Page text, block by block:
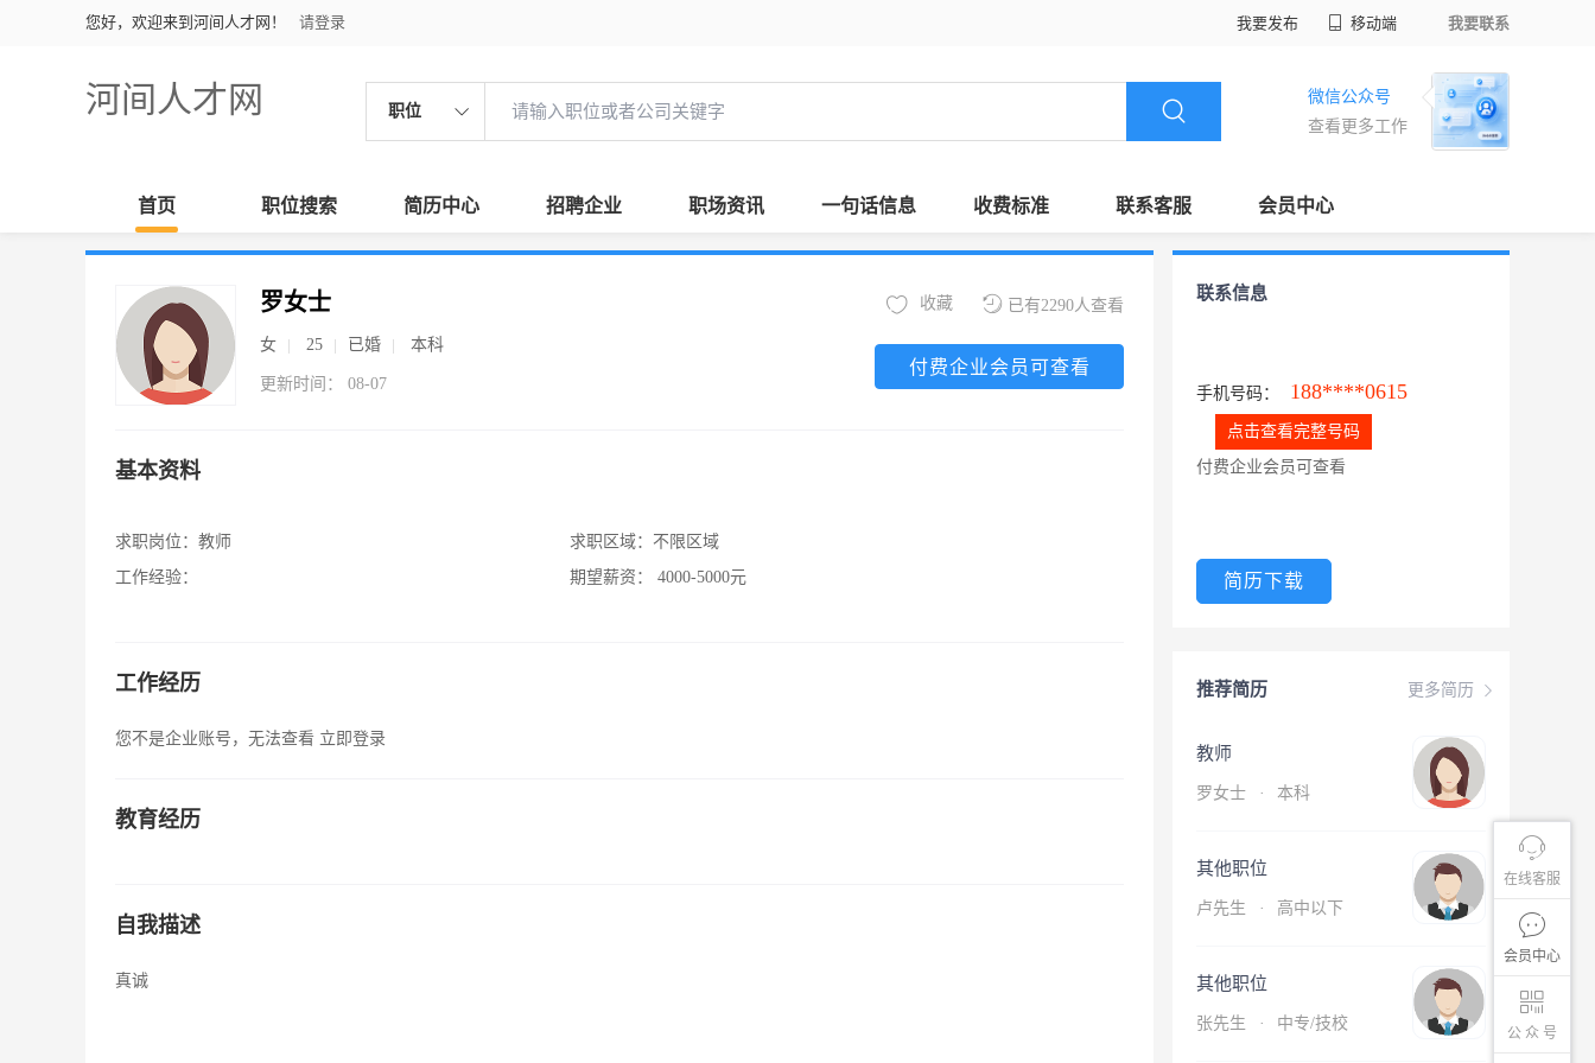
您好，欢迎来到河间人才网！ 请登录 我要发布 移动端 我要联系
河间人才网 职位
微信公众号
查看更多工作
首页 职位搜索 简历中心 招聘企业 职场资讯 一句话信息 收费标准 联系客服 会员中心
在线客服
会员中心
公 众 号
罗女士
女 25 已婚 本科
更新时间： 08-07
已有2290人查看
收藏
付费企业会员可查看
基本资料
求职岗位： 教师
工作经验：
求职区域： 不限区域
期望薪资：
4000-5000元
工作经历
您不是企业账号，无法查看 立即登录
教育经历
自我描述
真诚
联系信息
手机号码： 188****0615
点击查看完整号码
付费企业会员可查看
简历下载
更多简历
推荐简历
教师
罗女士 · 本科
其他职位
卢先生 · 高中以下
其他职位
张先生 · 中专/技校